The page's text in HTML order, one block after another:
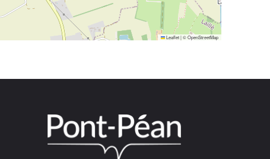
Leaflet|©OpenStreetMap